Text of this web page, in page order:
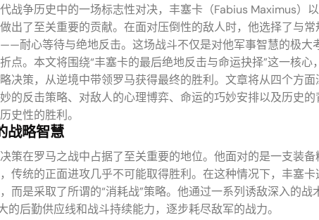
战争历史中的一场标志性对决，丰塞卡（Fabius Maximus）
出了至关重要的贡献。在面对压倒性的敌人时，他选择了与
耐心等待与绝地反击。这场战斗不仅是对他军事智慧的极大
点。本文将围绕“丰塞卡的最后绝地反击与命运抉择”这一核心
决策，从逆境中带领罗马获得最终的胜利。文章将从四个方面
的反击策略、对敌人的心理博弈、命运的巧妙安排以及历史
史性的胜利。
战略智慧
策在罗马之战中占据了至关重要的地位。他面对的是一支装
传统的正面进攻几乎不可能取得胜利。在这种情况下，丰塞卡
而是采取了所谓的“消耗战”策略。他通过一系列诱敌深入的战
后勤供应线和战斗持续能力，逐步耗尽敌军的战力。